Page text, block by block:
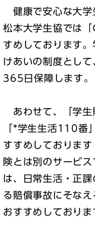
健康で安心な大学
松本大学生協では
すめしております
けあいの制度とし
365日保障します。
あわせて、「学生
「*学生生活110番
すすめしておりま
険とは別のサービ
は、日常生活・正
る賠償事故にそな
おすすめしておりま